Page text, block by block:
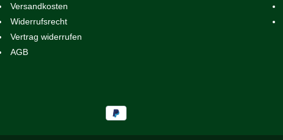
Versandkosten
Widerrufsrecht
Vertrag widerrufen
AGB